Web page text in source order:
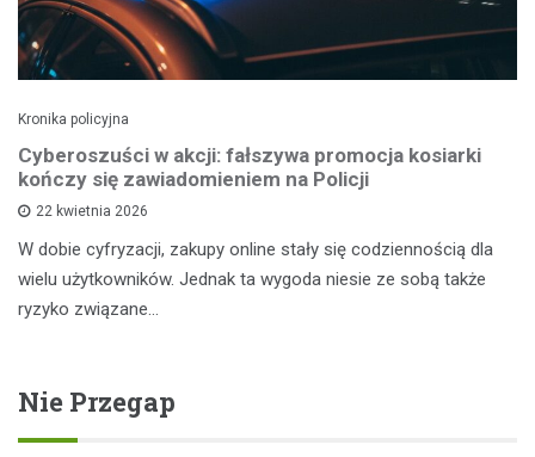
Kronika policyjna
Cyberoszuści w akcji: fałszywa promocja kosiarki
kończy się zawiadomieniem na Policji
22 kwietnia 2026
W dobie cyfryzacji, zakupy online stały się codziennością dla
wielu użytkowników. Jednak ta wygoda niesie ze sobą także
ryzyko związane…
Nie Przegap